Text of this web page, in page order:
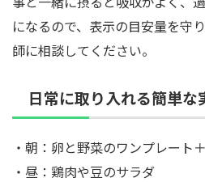
になるので、表示の目安量を守
師に相談してください。
日常に取り入れる簡単な
・朝：卵と野菜のワンプレート
・昼：鶏肉や豆のサラダ